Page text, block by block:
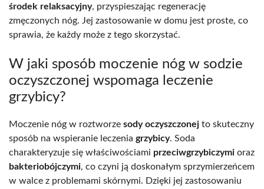
środek relaksacyjny, przyspieszając regenerację
zmęczonych nóg. Jej zastosowanie w domu jest proste, co
sprawia, że każdy może z tego skorzystać.
W jaki sposób moczenie nóg w sodzie
oczyszczonej wspomaga leczenie
grzybicy?
Moczenie nóg w roztworze sody oczyszczonej to skuteczny
sposób na wspieranie leczenia grzybicy. Soda
charakteryzuje się właściwościami przeciwgrzybiczymi oraz
bakteriobójczymi, co czyni ją doskonałym sprzymierzeńcem
w walce z problemami skórnymi. Dzięki jej zastosowaniu